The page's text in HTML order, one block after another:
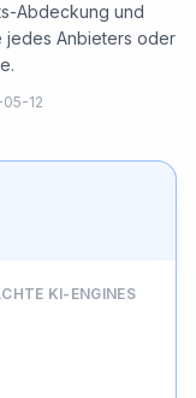
Abdeckung und
Anbieters oder
12
KI-ENGINES